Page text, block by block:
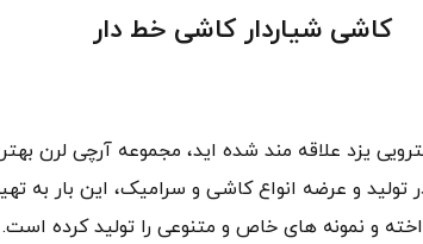
یزد علاقه مند شده اید، مجموعه آرچی لرن
با بیش از 50 سال تجربه در تولید و عرضه انواع کاشی و سرامیک،
و نمونه های خاص و متنوعی را تولید کرده است.